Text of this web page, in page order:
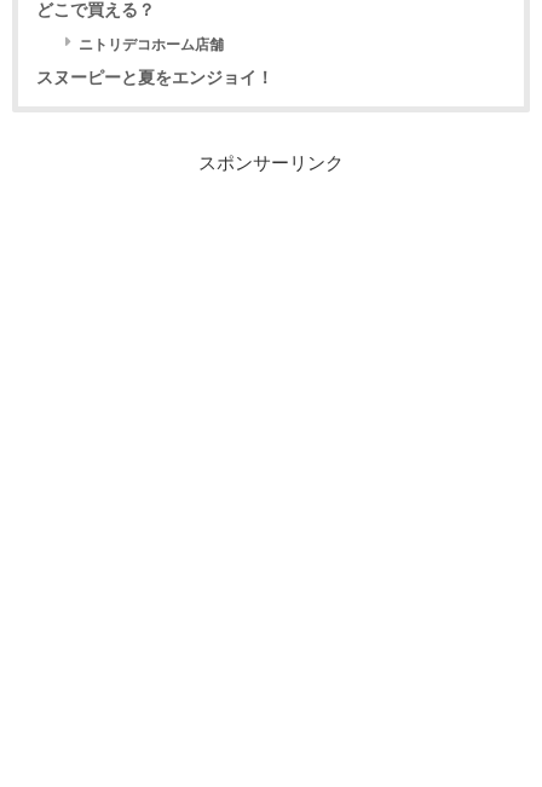
どこで買える？
ニトリデコホーム店舗
スヌーピーと夏をエンジョイ！
スポンサーリンク